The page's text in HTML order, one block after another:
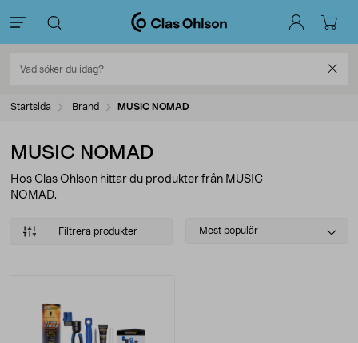
Startsida Brand MUSIC NOMAD
MUSIC NOMAD
Hos Clas Ohlson hittar du produkter från MUSIC
NOMAD.
Filtrera produkter
Select
Mest populär